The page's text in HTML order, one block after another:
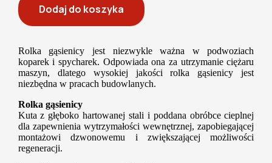
Dodaj do koszyka
Rolka gąsienicy jest niezwykle ważna w podwoziach
koparek i spycharek. Odpowiada ona za utrzymanie ciężaru
maszyn, dlatego wysokiej jakości rolka gąsienicy jest
niezbędna w pracach budowlanych.
Rolka gąsienicy
Kuta z głęboko hartowanej stali i poddana obróbce cieplnej
dla zapewnienia wytrzymałości wewnętrznej, zapobiegającej
montażowi dzwonowemu i zwiększającej możliwości
regeneracji.